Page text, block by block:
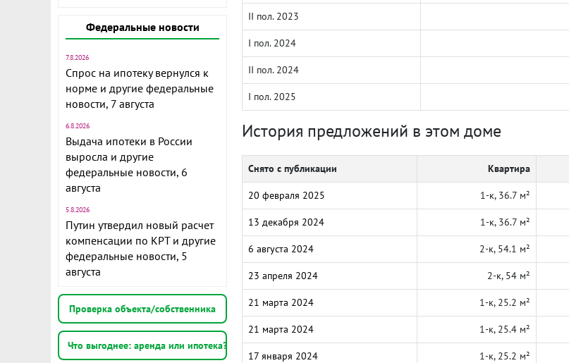
Федеральные новости
7.8.2026
Спрос на ипотеку вернулся к
норме и другие федеральные
новости, 7 августа
6.8.2026
Выдача ипотеки в России
выросла и другие
федеральные новости, 6
августа
5.8.2026
Путин утвердил новый расчет
компенсации по КРТ и другие
федеральные новости, 5
августа
Проверка объекта/собственника
Что выгоднее: аренда или ипотека?
II пол. 2023
I пол. 2024
II пол. 2024
I пол. 2025
История предложений в этом доме
Снято с публикации Квартира
20 февраля 2025 1-к, 36.7 м²
13 декабря 2024 1-к, 36.7 м²
6 августа 2024 2-к, 54.1 м²
23 апреля 2024 2-к, 54 м²
21 марта 2024 1-к, 25.2 м²
21 марта 2024 1-к, 25.4 м²
17 января 2024 1-к, 25.2 м²